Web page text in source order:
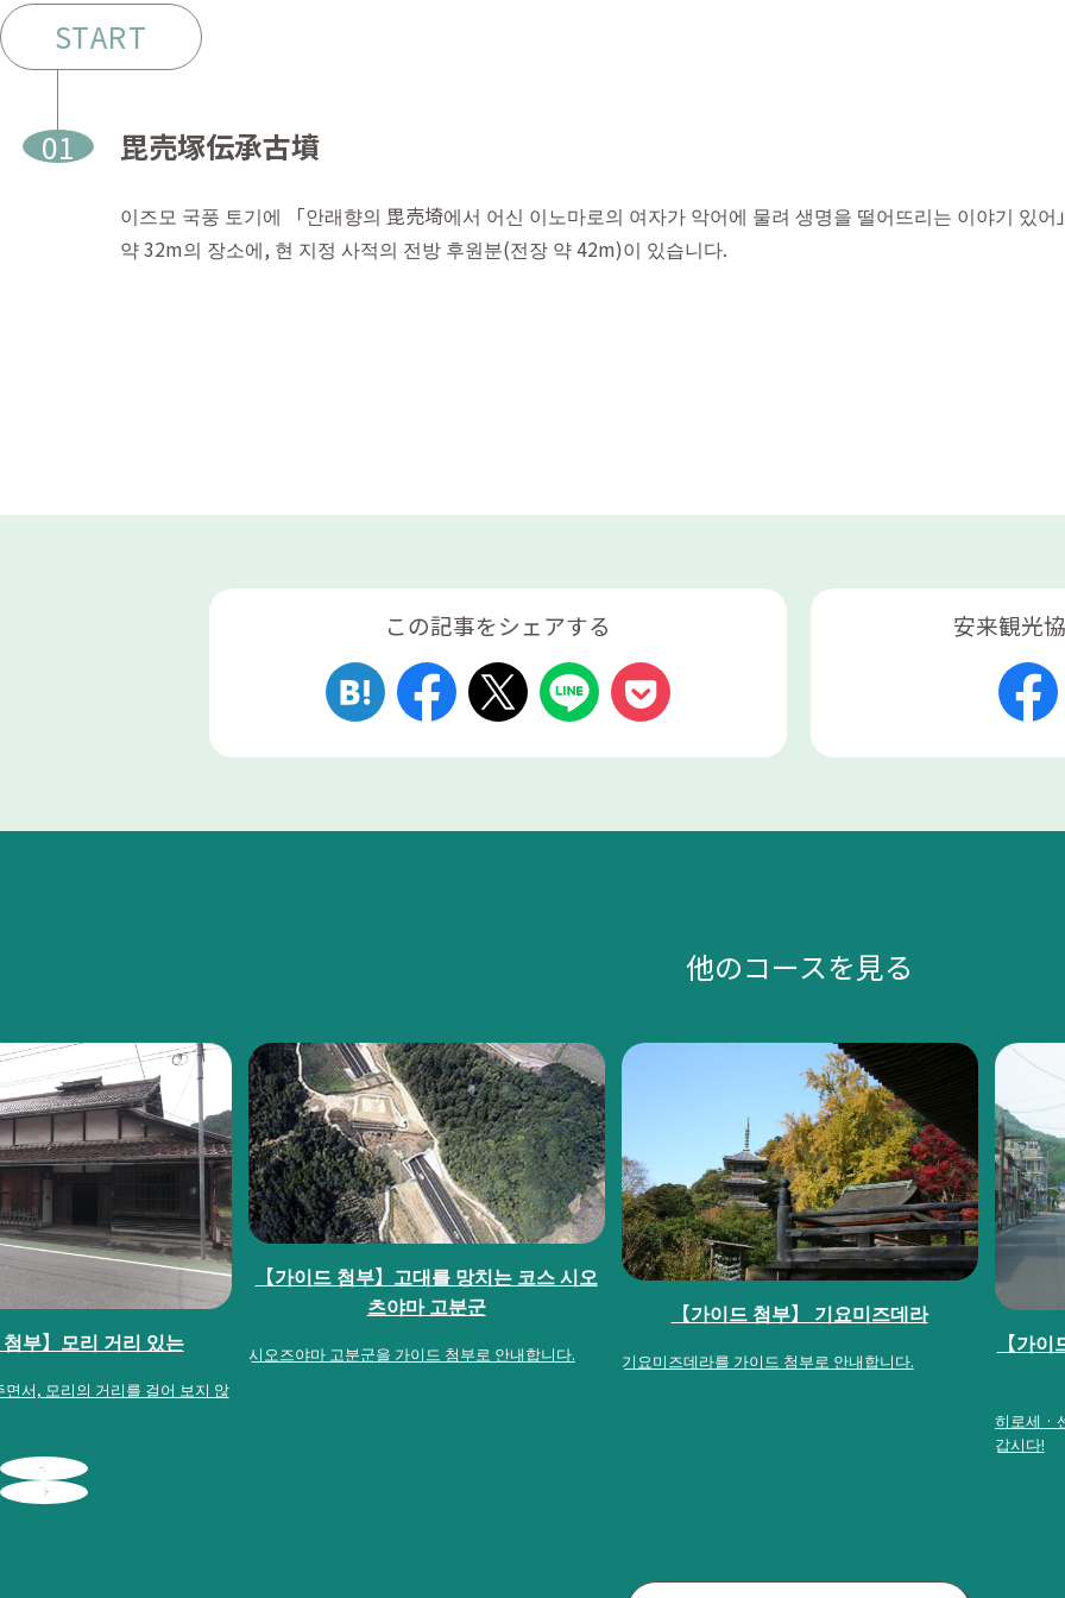
START
01 毘売塚伝承古墳
이즈모 국풍 토기에 「안래향의 毘売埼에서 어신 이노마로의 여자가 악어에 물려 생명을 떨어뜨리는 이야기 있
약 32m의 장소에, 현 지정 사적의 전방 후원분(전장 약 42m)이 있습니다.
この記事をシェアする 安来観光
他のコースを見る
부】모리 거리 있는
서, 모리의 거리를 걸어 보지 않
【가이드 첨부】고대를 망치는 코스 시오
츠야마 고분군
시오즈야마 고분군을 가이드 첨부로 안내합니다.
【가이드 첨부】 기요미즈데라
기요미즈데라를 가이드 첨부로 안내합니다.
【가
히로세 ·
갑시다!